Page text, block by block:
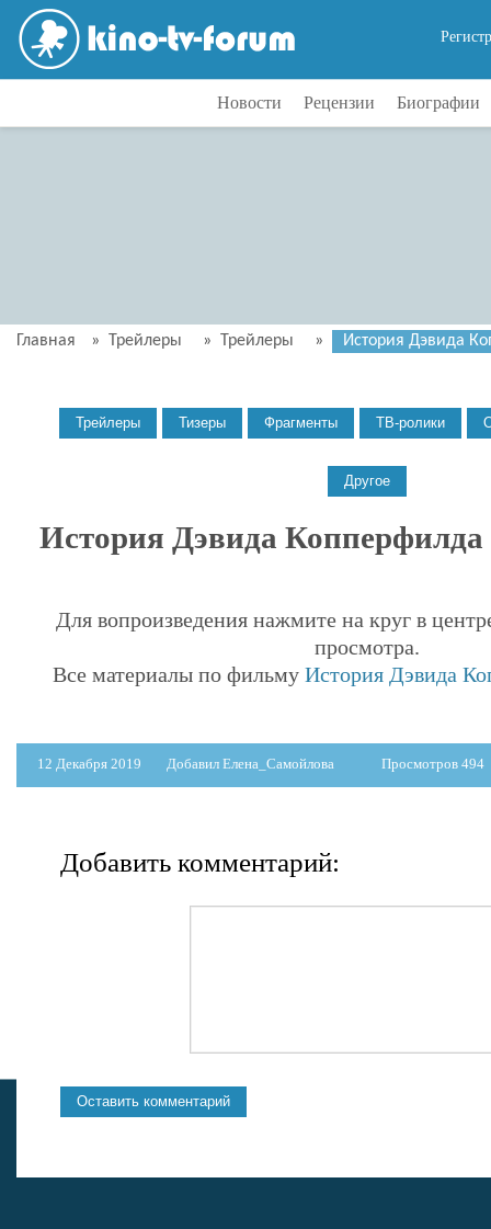
Новости Рецензии Биографии
Главная » Трейлеры » Трейлеры » История Дэвида
История Дэвида Копперфилда
Для вопроизведения нажмите на круг в
просмотра.
Все материалы по фильму История Дэвида
12 Декабря 2019 Добавил Елена_Самойлова Просмотров 494
Добавить комментарий: